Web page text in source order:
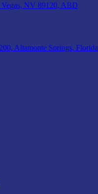
NV 89120, ABD
Altamonte Springs, Florida